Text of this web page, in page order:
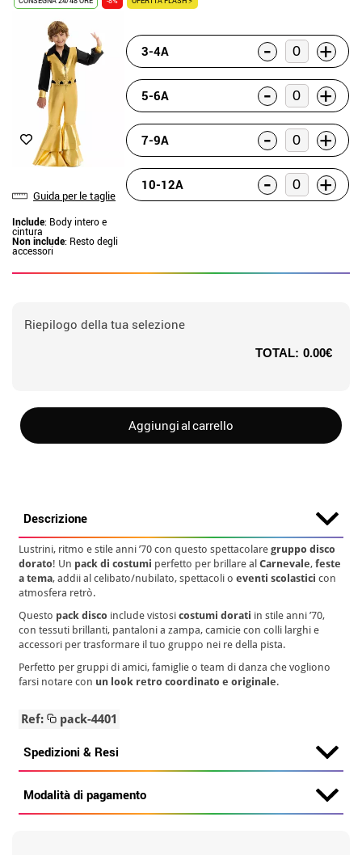
Guida per le taglie
Include: Body intero e
cintura
Non include: Resto degli
accessori
3-4A - +
5-6A - +
7-9A - +
10-12A - +
Riepilogo della tua selezione
TOTAL: 0.00€
Aggiungi al carrello
Descrizione
Lustrini, ritmo e stile anni ’70 con questo spettacolaregruppo disco
dorato! Un pack di costumi perfetto per brillare alCarnevale,feste
a tema, addii al celibato/nubilato, spettacoli oeventi scolastici con
atmosfera retrò.
Questo pack disco include vistosicostumi dorati in stile anni ’70,
con tessuti brillanti, pantaloni a zampa, camicie con colli larghi e
accessori per trasformare il tuo gruppo nei re della pista.
Perfetto per gruppi di amici, famiglie o team di danza che vogliono
farsi notare con un look retro coordinato e originale.
Ref: pack-4401
Spedizioni & Resi
Modalità di pagamento